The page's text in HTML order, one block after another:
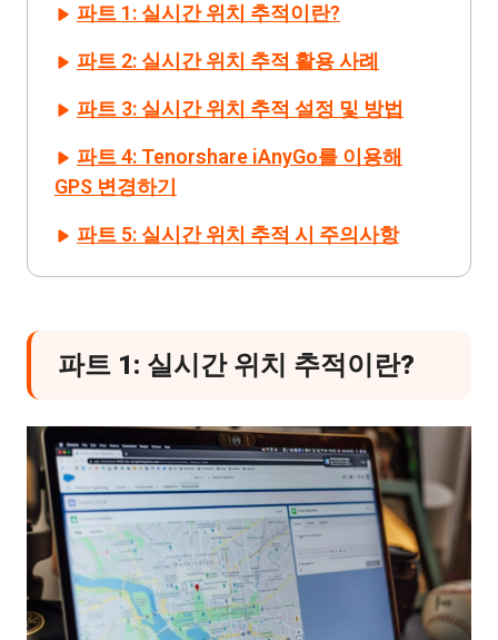
파트 1: 실시간 위치 추적이란?
파트 2: 실시간 위치 추적 활용 사례
파트 3: 실시간 위치 추적 설정 및 방법
파트 4: Tenorshare iAnyGo를 이용해
GPS 변경하기
파트 5: 실시간 위치 추적 시 주의사항
파트 1: 실시간 위치 추적이란?